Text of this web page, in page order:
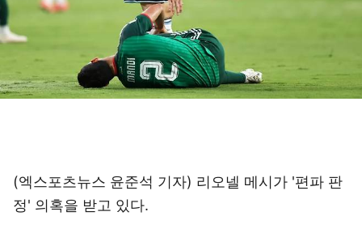
(엑스포츠뉴스 윤준석 기자) 리오넬 메시가 '편파 판
정' 의혹을 받고 있다.